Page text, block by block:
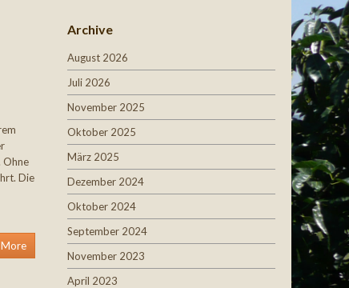
Ohne
Die
More
Archive
August 2026
Juli 2026
November 2025
Oktober 2025
März 2025
Dezember 2024
Oktober 2024
September 2024
November 2023
April 2023